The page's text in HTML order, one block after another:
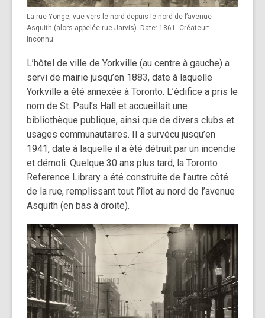
La rue Yonge, vue vers le nord depuis le nord de l’avenue
Asquith (alors appelée rue Jarvis). Date: 1861. Créateur:
Inconnu.
L’hôtel de ville de Yorkville (au centre à gauche) a
servi de mairie jusqu’en 1883, date à laquelle
Yorkville a été annexée à Toronto. L’édifice a pris le
nom de St. Paul’s Hall et accueillait une
bibliothèque publique, ainsi que de divers clubs et
usages communautaires. Il a survécu jusqu’en
1941, date à laquelle il a été détruit par un incendie
et démoli. Quelque 30 ans plus tard, la Toronto
Reference Library a été construite de l’autre côté
de la rue, remplissant tout l’îlot au nord de l’avenue
Asquith (en bas à droite).